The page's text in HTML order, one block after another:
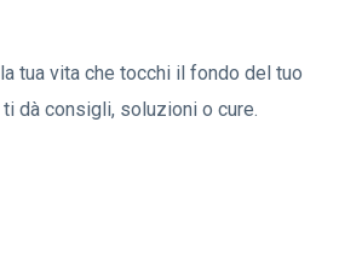
tua vita che tocchi il fondo del tuo
dà consigli, soluzioni o cure.